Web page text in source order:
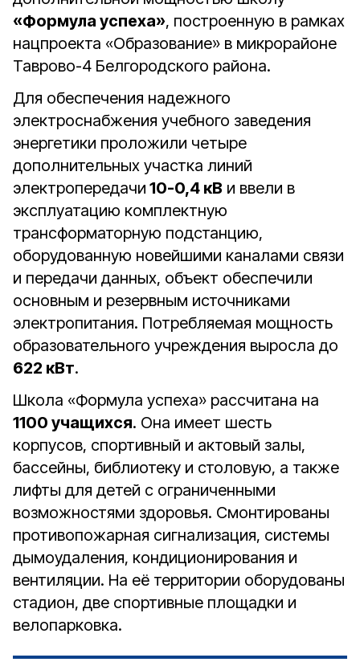
«Формула успеха», построенную в рамках
нацпроекта «Образование» в микрорайоне
Таврово-4 Белгородского района.
Для обеспечения надежного
электроснабжения учебного заведения
энергетики проложили четыре
дополнительных участка линий
электропередачи 10-0,4 кВ и ввели в
эксплуатацию комплектную
трансформаторную подстанцию,
оборудованную новейшими каналами связи
и передачи данных, объект обеспечили
основным и резервным источниками
электропитания. Потребляемая мощность
образовательного учреждения выросла до
622 кВт.
Школа «Формула успеха» рассчитана на
1100 учащихся. Она имеет шесть
корпусов, спортивный и актовый залы,
бассейны, библиотеку и столовую, а также
лифты для детей с ограниченными
возможностями здоровья. Смонтированы
противопожарная сигнализация, системы
дымоудаления, кондиционирования и
вентиляции. На её территории оборудованы
стадион, две спортивные площадки и
велопарковка.